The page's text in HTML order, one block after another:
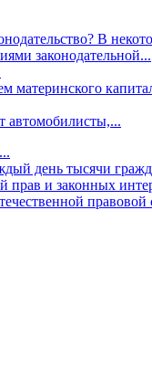
В
законодательной...
материнского
автомобилисты,...
день тысячи
прав и законных